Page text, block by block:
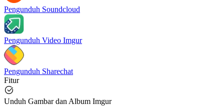
Pengunduh Soundcloud
Pengunduh Video Imgur
Pengunduh Sharechat
Fitur
Unduh Gambar dan Album Imgur